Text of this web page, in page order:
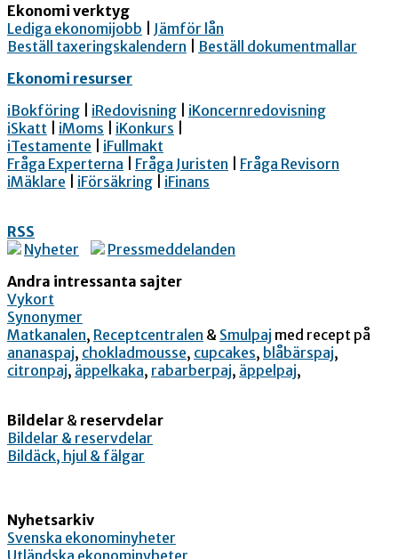
Ekonomi verktyg
Lediga ekonomijobb
Jämför lån
Beställ taxeringskalendern
Beställ dokumentmallar
Ekonomi resurser
iBokföring
iRedovisning
iKoncernredovisning
iSkatt
iMoms iKonkurs
iTestamente
iFullmakt
Fråga Experterna
Fråga Juristen
Fråga Revisorn
iMäklare
iFörsäkring iFinans
RSS
Nyheter
Pressmeddelanden
Andra intressanta sajter
Vykort
Synonymer
Matkanalen, Receptcentralen & Smulpaj med recept på
ananaspaj, chokladmousse, cupcakes, blåbärspaj,
citronpaj, äppelkaka, rabarberpaj, äppelpaj,
Bildelar & reservdelar
Bildelar & reservdelar
Bildäck, hjul & fälgar
Nyhetsarkiv
Svenska ekonominyheter
Utländska ekonominyheter